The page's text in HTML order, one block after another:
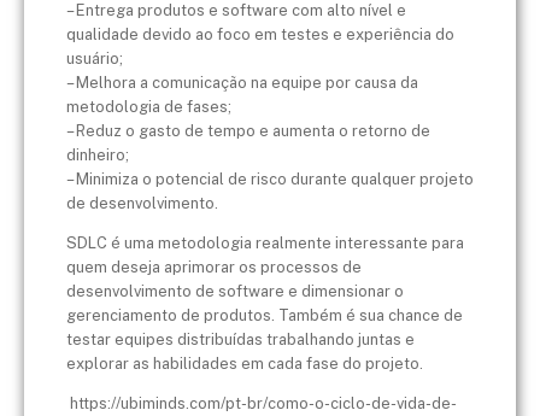
– Entrega produtos e software com alto nível e
qualidade devido ao foco em testes e experiência do
usuário;
– Melhora a comunicação na equipe por causa da
metodologia de fases;
– Reduz o gasto de tempo e aumenta o retorno de
dinheiro;
– Minimiza o potencial de risco durante qualquer projeto
de desenvolvimento.
SDLC é uma metodologia realmente interessante para
quem deseja aprimorar os processos de
desenvolvimento de software e dimensionar o
gerenciamento de produtos. Também é sua chance de
testar equipes distribuídas trabalhando juntas e
explorar as habilidades em cada fase do projeto.
https://ubiminds.com/pt-br/como-o-ciclo-de-vida-de-